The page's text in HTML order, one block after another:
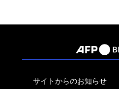
サイトからのお知らせ